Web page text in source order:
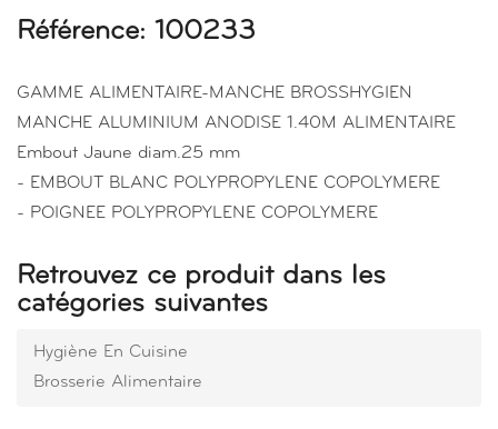
Référence: 100233
GAMME ALIMENTAIRE-MANCHE BROSSHYGIEN
MANCHE ALUMINIUM ANODISE 1.40M ALIMENTAIRE
Embout Jaune diam.25 mm
- EMBOUT BLANC POLYPROPYLENE COPOLYMERE
- POIGNEE POLYPROPYLENE COPOLYMERE
Retrouvez ce produit dans les
catégories suivantes
Hygiène En Cuisine
Brosserie Alimentaire